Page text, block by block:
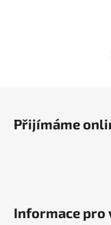
Přijímáme
Informace pro